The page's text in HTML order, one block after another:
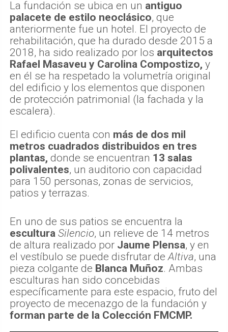
La fundación se ubica en un antiguo
palacete de estilo neoclásico, que
anteriormente fue un hotel. El proyecto de
rehabilitación, que ha durado desde 2015 a
2018, ha sido realizado por los arquitectos
Rafael Masaveu y Carolina Compostizo, y
en él se ha respetado la volumetría original
del edificio y los elementos que disponen
de protección patrimonial (la fachada y la
escalera).
El edificio cuenta con más de dos mil
metros cuadrados distribuidos en tres
plantas, donde se encuentran 13 salas
polivalentes, un auditorio con capacidad
para 150 personas, zonas de servicios,
patios y terrazas.
En uno de sus patios se encuentra la
escultura Silencio, un relieve de 14 metros
de altura realizado por Jaume Plensa, y en
el vestíbulo se puede disfrutar deAltiva, una
pieza colgante de Blanca Muñoz. Ambas
esculturas han sido concebidas
específicamente para este espacio, fruto del
proyecto de mecenazgo de la fundación y
forman parte de la Colección FMCMP.